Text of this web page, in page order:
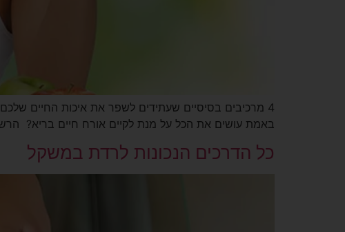
4 מרכיבים בסיסיים שעתידים לשפר את איכות החיים
באמת עושים את הכל על מנת לקיים אורח חיים בריא? הרשו לנו להסב לכמה דקות את
כל הדרכים הנכונות לרדת במשקל